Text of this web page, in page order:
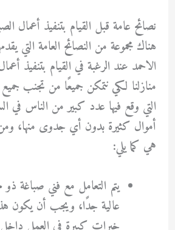
نصائح عامة قبل القيام بتنفيذ أعمال
هناك مجموعة من النصائح العامة التي
الاحمد عند الرغبة في القيام بتنفيذ
منازلنا لكي نتمكن جميعًا من تجنب
التي وقع فيها عدد كبير من الناس في
أموال كثيرة بدون أي جدوى منها،
هي كما يلي:
يتم التعامل مع فني صباغة
عالية جدًا، ويجب أن يكون